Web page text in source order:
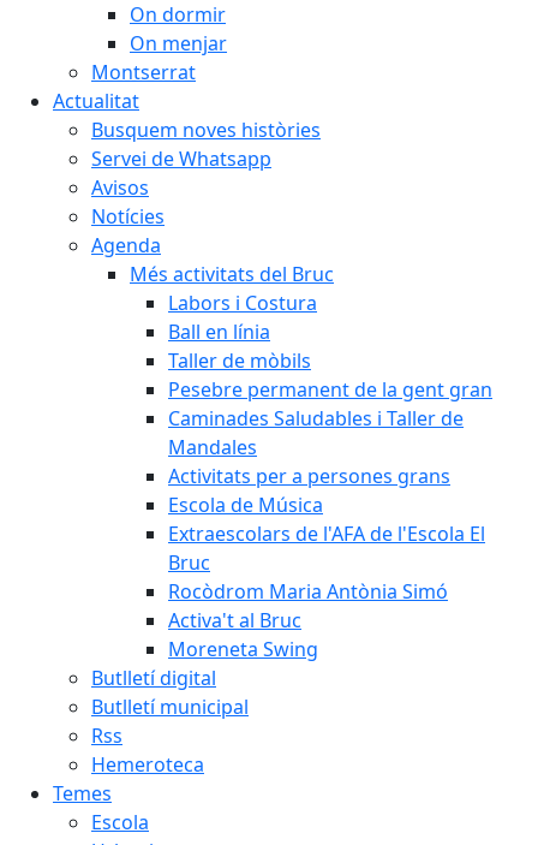
On dormir
On menjar
Montserrat
Actualitat
Busquem noves històries
Servei de Whatsapp
Avisos
Notícies
Agenda
Més activitats del Bruc
Labors i Costura
Ball en línia
Taller de mòbils
Pesebre permanent de la gent gran
Caminades Saludables i Taller de
Mandales
Activitats per a persones grans
Escola de Música
Extraescolars de l'AFA de l'Escola El
Bruc
Rocòdrom Maria Antònia Simó
Activa't al Bruc
Moreneta Swing
Butlletí digital
Butlletí municipal
Rss
Hemeroteca
Temes
Escola